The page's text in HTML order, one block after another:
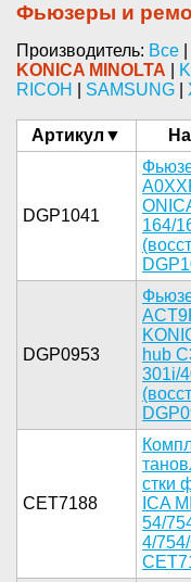
Фьюзеры и
Производитель: Все
KONICA MINOLTA
RICOH
SAMSUNG
Артикул
DGP1041
164/
DGP0953
hub
301i/
CET7188
стки
ICA
54/
4/